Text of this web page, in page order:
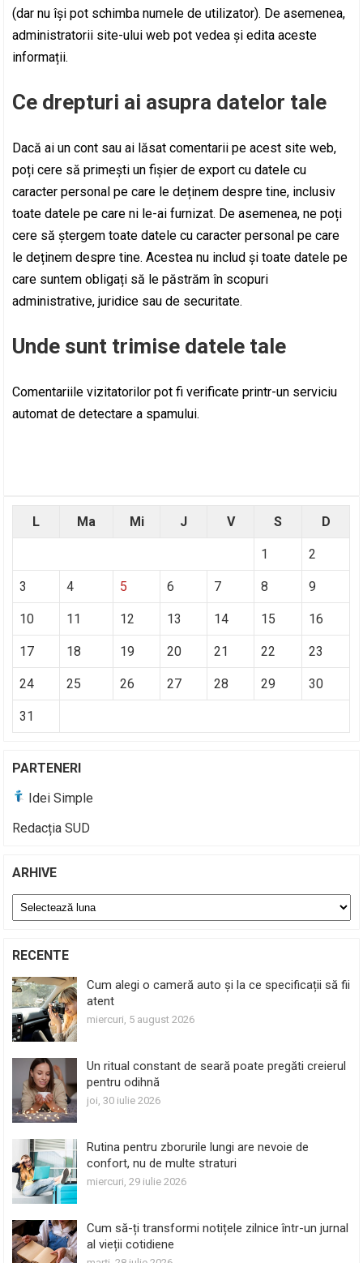
(dar nu își pot schimba numele de utilizator). De asemenea,
administratorii site-ului web pot vedea și edita aceste
informații.
Ce drepturi ai asupra datelor tale
Dacă ai un cont sau ai lăsat comentarii pe acest site web,
poți cere să primești un fișier de export cu datele cu
caracter personal pe care le deținem despre tine, inclusiv
toate datele pe care ni le-ai furnizat. De asemenea, ne poți
cere să ștergem toate datele cu caracter personal pe care
le deținem despre tine. Acestea nu includ și toate datele pe
care suntem obligați să le păstrăm în scopuri
administrative, juridice sau de securitate.
Unde sunt trimise datele tale
Comentariile vizitatorilor pot fi verificate printr-un serviciu
automat de detectare a spamului.
L Ma Mi J V S D
1 2
3 4 5 6 7 8 9
10 11 12 13 14 15 16
17 18 19 20 21 22 23
24 25 26 27 28 29 30
31
PARTENERI
Idei Simple
Redacția SUD
ARHIVE
Arhive
RECENTE
Cum alegi o cameră auto și la ce specificații să fii
atent
miercuri, 5 august 2026
Un ritual constant de seară poate pregăti creierul
pentru odihnă
joi, 30 iulie 2026
Rutina pentru zborurile lungi are nevoie de
confort, nu de multe straturi
miercuri, 29 iulie 2026
Cum să-ți transformi notițele zilnice într-un jurnal
al vieții cotidiene